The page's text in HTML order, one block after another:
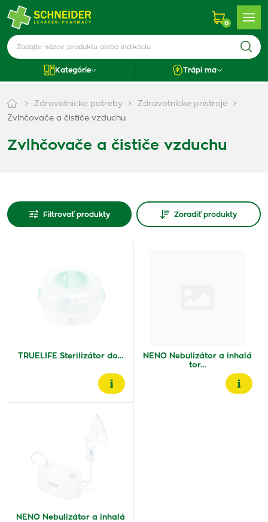
0
Kategórie Trápi ma
Zdravotnícke potreby
Zdravotnícke prístroje
Zvlhčovače a čističe vzduchu
Zvlhčovače a čističe vzduchu
Filtrovať produkty Zoradiť produkty
TRUELIFE Sterilizátor do…
NENO Nebulizátor a inhalá
tor…
NENO Nebulizátor a inhalá